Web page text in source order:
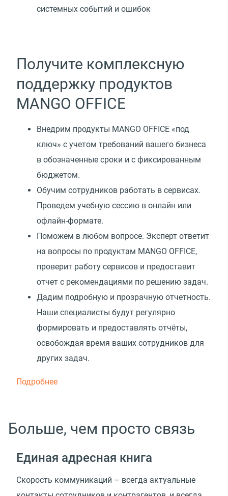
системных событий и ошибок
Получите комплексную
поддержку продуктов
MANGO OFFICE
Внедрим продукты MANGO OFFICE «под
ключ» с учетом требований вашего бизнеса
в обозначенные сроки и с фиксированным
бюджетом.
Обучим сотрудников работать в сервисах.
Проведем учебную сессию в онлайн или
офлайн-формате.
Поможем в любом вопросе. Эксперт ответит
на вопросы по продуктам MANGO OFFICE,
проверит работу сервисов и предоставит
отчет с рекомендациями по решению задач.
Дадим подробную и прозрачную отчетность.
Наши специалисты будут регулярно
формировать и предоставлять отчёты,
освобождая время ваших сотрудников для
других задач.
Подробнее
Больше, чем просто связь
Единая адресная книга
Скорость коммуникаций – всегда актуальные